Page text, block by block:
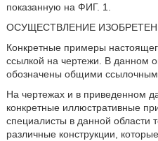
показанную на ФИГ. 1.
ОСУЩЕСТВЛЕНИЕ
Конкретные примеры
ссылкой на чертежи. В данном
обозначены общими
На чертежах и в приведенном
конкретные иллюстративные
специалисты в данной области
различные конструкции,